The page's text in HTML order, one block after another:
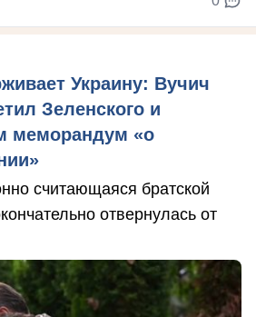
Украину: Вучич
Зеленского и
меморандум «о
считающаяся братской
отвернулась от